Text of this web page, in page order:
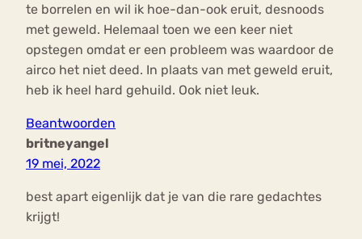
te borrelen en wil ik hoe-dan-ook eruit, desnoods
met geweld. Helemaal toen we een keer niet
opstegen omdat er een probleem was waardoor de
airco het niet deed. In plaats van met geweld eruit,
heb ik heel hard gehuild. Ook niet leuk.
Beantwoorden
britneyangel
19 mei, 2022
best apart eigenlijk dat je van die rare gedachtes
krijgt!